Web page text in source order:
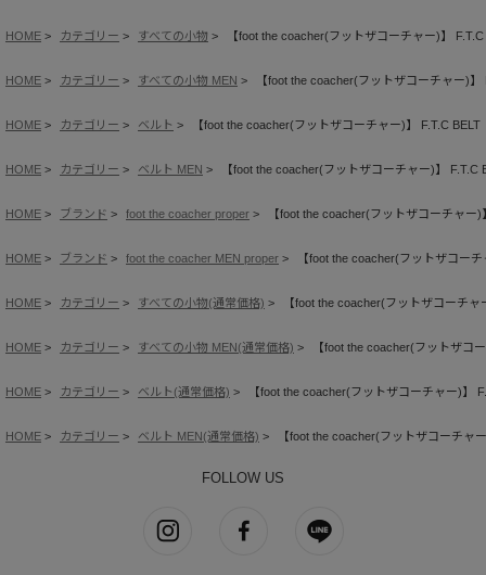
HOME カテゴリー すべての小物 【foot the coacher(フットザコーチャー)】 F.T.C
HOME カテゴリー すべての小物 MEN 【foot the coacher(フットザコーチャー)】
HOME カテゴリー ベルト 【foot the coacher(フットザコーチャー)】 F.T.C BELT
HOME カテゴリー ベルト MEN 【foot the coacher(フットザコーチャー)】 F.T.C
HOME ブランド foot the coacher proper 【foot the coacher(フットザコーチャー)
HOME ブランド foot the coacher MEN proper 【foot the coacher(フットザコー
HOME カテゴリー すべての小物(通常価格) 【foot the coacher(フットザコーチャ
HOME カテゴリー すべての小物 MEN(通常価格) 【foot the coacher(フットザコ
HOME カテゴリー ベルト(通常価格) 【foot the coacher(フットザコーチャー)】
HOME カテゴリー ベルト MEN(通常価格) 【foot the coacher(フットザコーチャ
FOLLOW US